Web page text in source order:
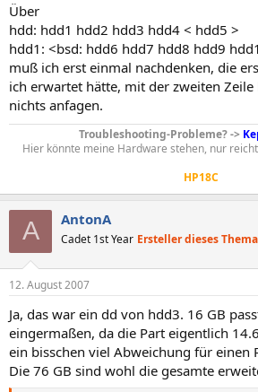
Über
hdd: hdd1 hdd2 hdd3 hdd4 < hdd5 >
hdd1: <bsd: hdd6 hdd7 hdd8 hdd9
muß ich erst einmal nachdenken, die
ich erwartet hätte, mit der zweiten
nichts anfagen.
Troubleshooting-Probleme? ->
Hier könnte meine Hardware stehen, nur
HP18C
A AntonA
Cadet 1st Year Ersteller dieses
12. August 2007
Ja, das war ein dd von hdd3. 16 GB
eingermaßen, da die Part eigentlich
ein bisschen viel Abweichung für einen
Die 76 GB sind wohl die gesamte